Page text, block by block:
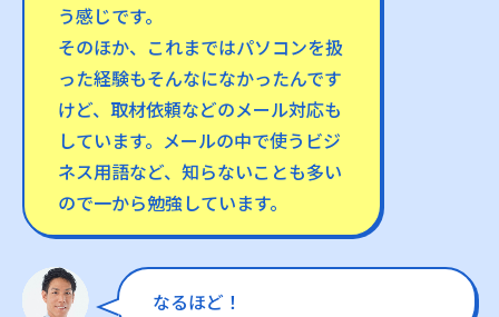
う感じです。
そのほか、これまではパソコンを扱
った経験もそんなになかったんです
けど、取材依頼などのメール対応も
しています。メールの中で使うビジ
ネス用語など、知らないことも多い
ので一から勉強しています。
なるほど！